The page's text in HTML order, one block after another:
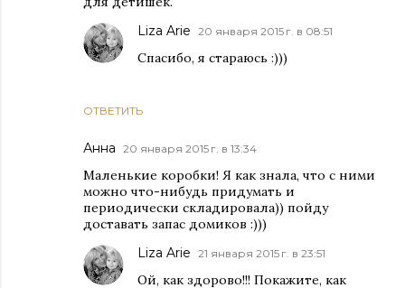
ОТВЕТИТЬ
Liza Arie 20 января 2015 г. в 08:51
Спасибо, я стараюсь :)))
Анна 20 января 2015 г. в 13:34
Маленькие коробки! Я как знала, что с ними
можно что-нибудь придумать и
периодически складировала)) пойду
доставать запас домиков :)))
Liza Arie 21 января 2015 г. в 23:51
Ой, как здорово!!! Покажите, как